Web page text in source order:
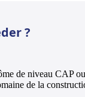
?
de niveau CAP
de la